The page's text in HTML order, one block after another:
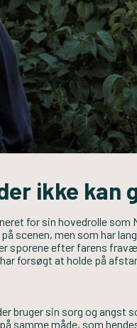
ikke kan
for sin hovedrolle
scenen, men som har
sporene efter farens
forsøgt at holde på
bruger sin sorg og
samme måde, som